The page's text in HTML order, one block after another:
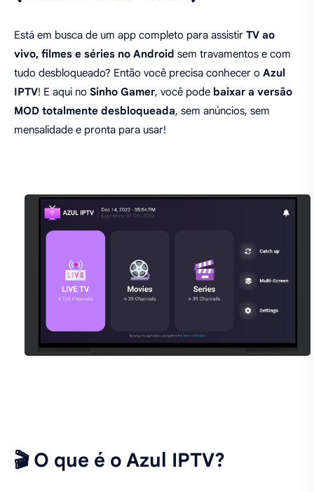
Está em busca de um app completo para assistir TV ao
vivo, filmes e séries no Android sem travamentos e com
tudo desbloqueado? Então você precisa conhecer o Azul
IPTV! E aqui no Sinho Gamer, você pode baixar a versão
MOD totalmente desbloqueada, sem anúncios, sem
mensalidade e pronta para usar!
🎬 O que é o Azul IPTV?